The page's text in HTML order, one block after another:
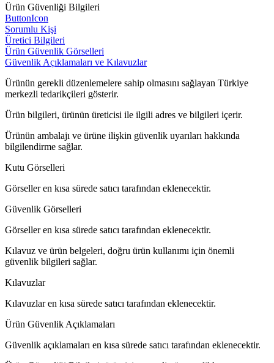
Ürün Güvenliği Bilgileri
ButtonIcon
Sorumlu Kişi
Üretici Bilgileri
Ürün Güvenlik Görselleri
Güvenlik Açıklamaları ve Kılavuzlar
Ürünün gerekli düzenlemelere sahip olmasını sağlayan Türkiye
merkezli tedarikçileri gösterir.
Ürün bilgileri, ürünün üreticisi ile ilgili adres ve bilgileri içerir.
Ürünün ambalajı ve ürüne ilişkin güvenlik uyarıları hakkında
bilgilendirme sağlar.
Kutu Görselleri
Görseller en kısa sürede satıcı tarafından eklenecektir.
Güvenlik Görselleri
Görseller en kısa sürede satıcı tarafından eklenecektir.
Kılavuz ve ürün belgeleri, doğru ürün kullanımı için önemli
güvenlik bilgileri sağlar.
Kılavuzlar
Kılavuzlar en kısa sürede satıcı tarafından eklenecektir.
Ürün Güvenlik Açıklamaları
Güvenlik açıklamaları en kısa sürede satıcı tarafından eklenecektir.